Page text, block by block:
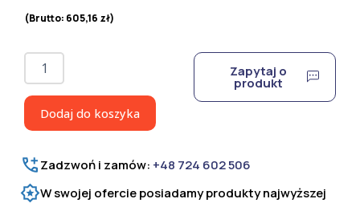
(Brutto: 605,16 zł)
ilość
Zaciskarka
złączek
Regur
DOZ
33
Dodaj do koszyka
Zapytaj o
produkt
Zadzwoń i zamów: +48 724 602 506
W swojej ofercie posiadamy produkty najwyższej